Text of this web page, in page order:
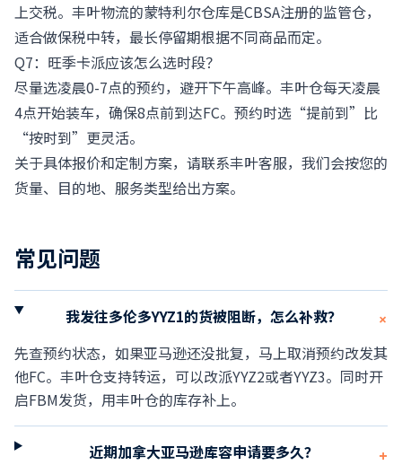
上交税。丰叶物流的蒙特利尔仓库是CBSA注册的监管仓，
适合做保税中转，最长停留期根据不同商品而定。
Q7：旺季卡派应该怎么选时段？
尽量选凌晨0-7点的预约，避开下午高峰。丰叶仓每天凌晨
4点开始装车，确保8点前到达FC。预约时选“提前到”比
“按时到”更灵活。
关于具体报价和定制方案，请联系丰叶客服，我们会按您的
货量、目的地、服务类型给出方案。
常见问题
我发往多伦多YYZ1的货被阻断，怎么补救？ +
先查预约状态，如果亚马逊还没批复，马上取消预约改发其
他FC。丰叶仓支持转运，可以改派YYZ2或者YYZ3。同时开
启FBM发货，用丰叶仓的库存补上。
近期加拿大亚马逊库容申请要多久？ +